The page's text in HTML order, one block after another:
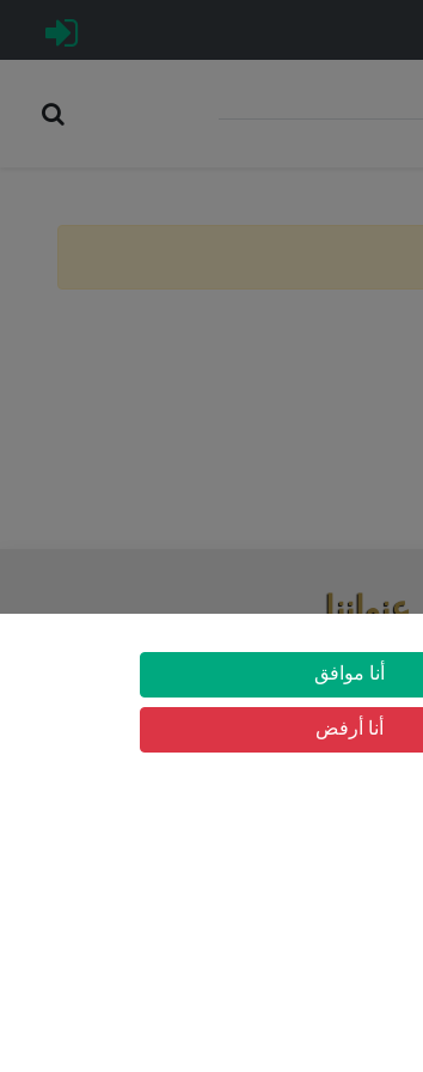
عنواننا
03 شارع حسان بن نعمان حي البساتين, بئر
مراد رايس
أنا موافق
أنا أرفض